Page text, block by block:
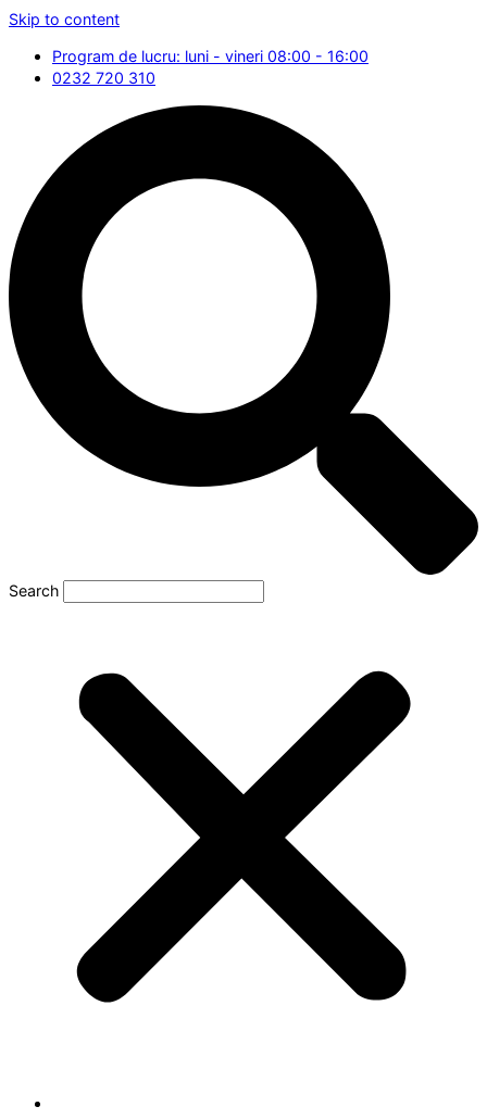
Skip to content
Program de lucru: luni - vineri 08:00 - 16:00
0232 720 310
Search